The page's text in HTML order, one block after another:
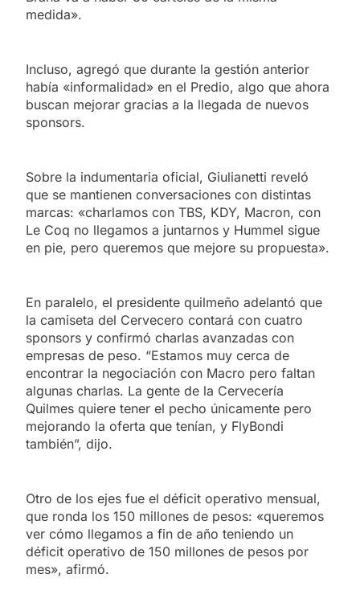
medida».
Incluso, agregó que durante la gestión anterior
había «informalidad» en el Predio, algo que ahora
buscan mejorar gracias a la llegada de nuevos
sponsors.
Sobre la indumentaria oficial, Giulianetti reveló
que se mantienen conversaciones con distintas
marcas: «charlamos con TBS, KDY, Macron, con
Le Coq no llegamos a juntarnos y Hummel sigue
en pie, pero queremos que mejore su propuesta».
En paralelo, el presidente quilmeño adelantó que
la camiseta del Cervecero contará con cuatro
sponsors y confirmó charlas avanzadas con
empresas de peso. “Estamos muy cerca de
encontrar la negociación con Macro pero faltan
algunas charlas. La gente de la Cervecería
Quilmes quiere tener el pecho únicamente pero
mejorando la oferta que tenían, y FlyBondi
también”, dijo.
Otro de los ejes fue el déficit operativo mensual,
que ronda los 150 millones de pesos: «queremos
ver cómo llegamos a fin de año teniendo un
déficit operativo de 150 millones de pesos por
mes», afirmó.